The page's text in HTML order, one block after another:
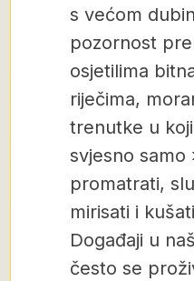
s većom
pozornost
osjetilima
riječima,
trenutke u
svjesno samo
promatrati,
mirisati i
Događaji u
često se